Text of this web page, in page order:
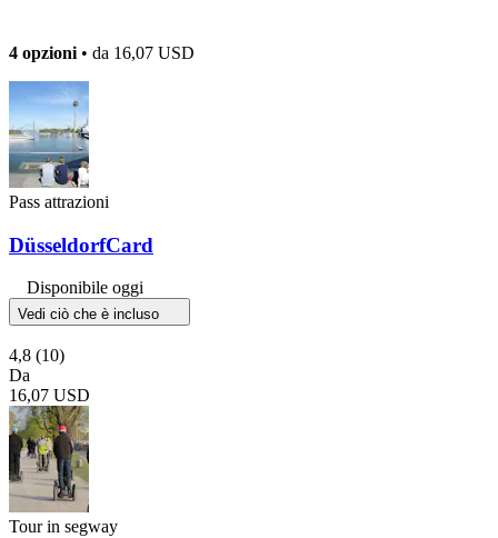
4 opzioni • da 16,07 USD
Pass attrazioni
DüsseldorfCard
Disponibile oggi
Vedi ciò che è incluso
4,8 (10)
Da
16,07 USD
Tour in segway